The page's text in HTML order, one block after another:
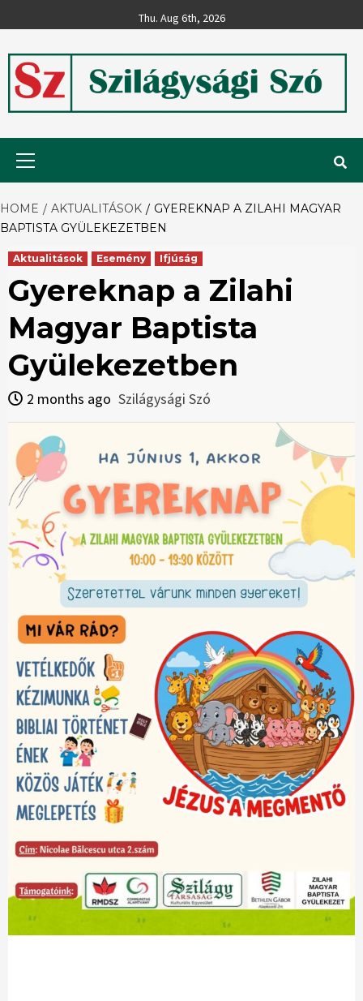
to
Thu. Aug 6th, 2026
Szilágysági
Szó
HOME AKTUALITÁSOK
GYEREKNAP A ZILAHI MAGYAR
BAPTISTA GYÜLEKEZETBEN
Aktualitások Esemény Ifjúság
Gyereknap a Zilahi
Magyar Baptista
Gyülekezetben
2 months ago Szilágysági Szó